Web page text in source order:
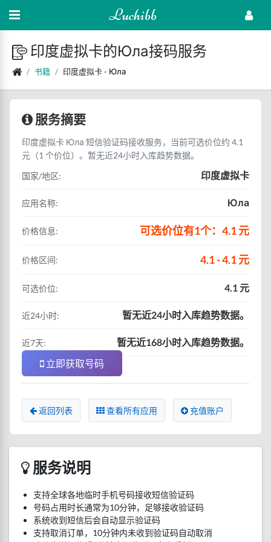
Luchibb
印度虚拟卡的Юла接码服务
书籍 印度虚拟卡 - Юла
服务摘要
印度虚拟卡 Юла 短信验证码接收服务，当前可选价位约 4.1
元（1 个价位）。暂无近24小时入库趋势数据。
国家/地区:
印度虚拟卡
应用名称: Юла
价格信息: 可选价位有1个：4.1 元
价格区间: 4.1 - 4.1 元
可选价位: 4.1 元
近24小时: 暂无近24小时入库趋势数据。
近7天:
暂无近168小时入库趋势数据。
立即获取号码
返回列表 查看所有应用 充值账户
服务说明
支持全球各地临时手机号码接收短信验证码
号码占用时长通常为10分钟，足够接收验证码
系统收到短信后会自动显示验证码
支持取消订单，10分钟内未收到验证码自动取消